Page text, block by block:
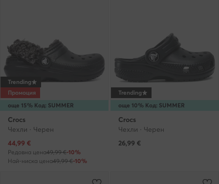
още 15% Код: SUMMER
Trending
Промоция
Crocs
Чехли · Черен
Актуална цена
44,99 €
Редовна цена49,99 €-10%
Най-ниска цена49,99 €-10%
още 10% Код: SUMMER
Trending
Crocs
Чехли · Черен
26,99 €